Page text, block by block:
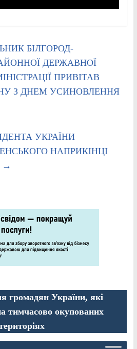
БІЛГОРОД-
ДЕРЖАВНОЇ
ПРИВІТАВ
З ДНЕМ УСИНОВЛЕННЯ
УКРАЇНИ
НАПРИКІНЦІ
→
громадян України, які
тимчасово окупованих